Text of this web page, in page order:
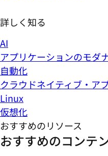
詳しく知る
AI
アプリケーションのモダ
自動化
クラウドネイティブ・ア
Linux
仮想化
おすすめのリソース
おすすめのコンテ